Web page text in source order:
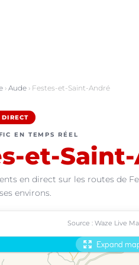
› Aude › Festes-et-Saint-André
DIRECT
EN TEMPS RÉEL
et-
en direct sur les routes de
environs.
Source : Waze Live